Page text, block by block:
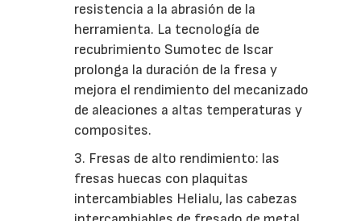
resistencia a la abrasión de la
herramienta. La tecnología de
recubrimiento Sumotec de Iscar
prolonga la duración de la fresa y
mejora el rendimiento del mecanizado
de aleaciones a altas temperaturas y
composites.
3. Fresas de alto rendimiento: las
fresas huecas con plaquitas
intercambiables Helialu, las cabezas